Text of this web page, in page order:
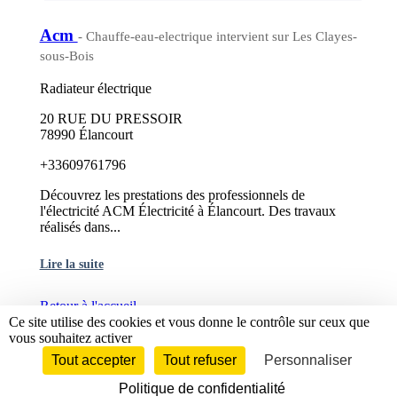
Acm - Chauffe-eau-electrique intervient sur Les Clayes-
sous-Bois
Radiateur électrique
20 RUE DU PRESSOIR
78990 Élancourt
+33609761796
Découvrez les prestations des professionnels de
l'électricité ACM Électricité à Élancourt. Des travaux
réalisés dans...
Lire la suite
Retour à l'accueil
À propos de maison.fr
Qui sommes-nous ?
Avis maison.fr
Ce site utilise des cookies et vous donne le contrôle sur ceux que
vous souhaitez activer
Tout accepter
Tout refuser
Personnaliser
Politique de confidentialité